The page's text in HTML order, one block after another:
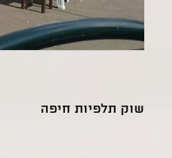
שוק תלפיות חיפה